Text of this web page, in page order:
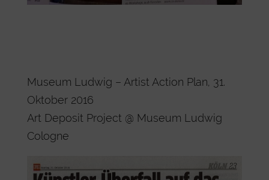
Museum Ludwig – Artist Action Plan, 31.
Oktober 2016
Art Deposit Project @ Museum Ludwig
Cologne